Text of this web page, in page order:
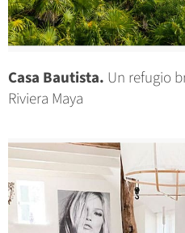
Casa Bautista. Un refugio
Riviera Maya